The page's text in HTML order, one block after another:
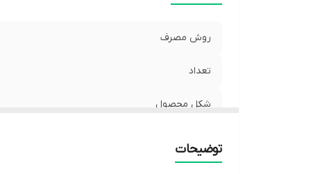
روش مصرف
تعداد
شکل محصول
توضیحات